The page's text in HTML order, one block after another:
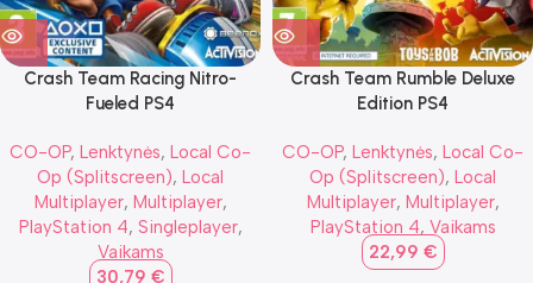
Crash Team Racing Nitro-
Fueled PS4
CO-OP, Lenktynės, Local Co-
Op (Splitscreen), Local
Multiplayer, Multiplayer,
PlayStation 4, Singleplayer,
Vaikams
30,79 €
Crash Team Rumble Deluxe
Edition PS4
CO-OP, Lenktynės, Local Co-
Op (Splitscreen), Local
Multiplayer, Multiplayer,
PlayStation 4, Vaikams
22,99 €